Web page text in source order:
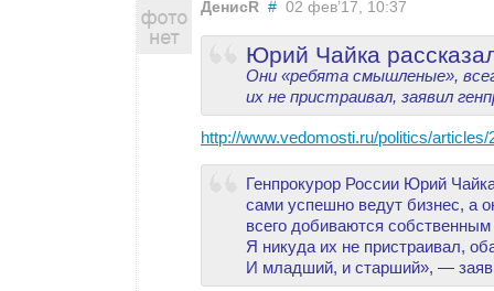
ДенисR # 02 фев’17, 10:37
Юрий Чайка
Они «ребята смышленые»,
их не пристраивал, заявил
http://www.vedomosti.ru/politics/
Генпрокурор России Юрий
сами успешно ведут бизнес, а
всего добиваются
Я никуда их не пристраивал,
И младший, и старший», —